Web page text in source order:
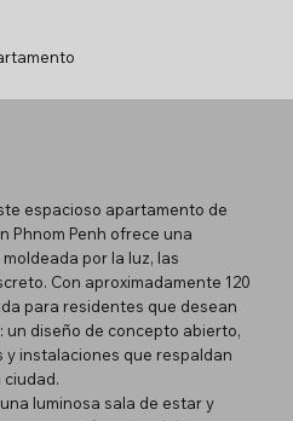
espacioso apartamento de
Phnom Penh ofrece una
por la luz, las
Con aproximadamente 120
para residentes que desean
un diseño de concepto abierto,
instalaciones que respaldan
luminosa sala de estar y